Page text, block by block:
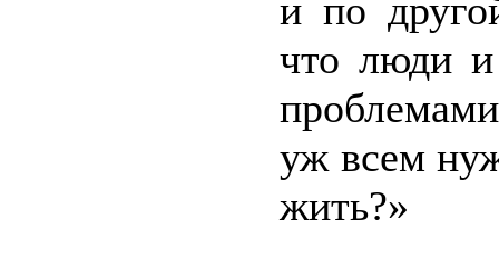
и по
что люди и
уж всем
жить?»